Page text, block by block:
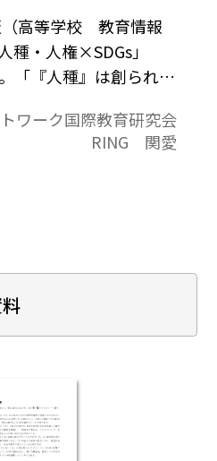
（高等学校 教育情報
・人権×SDGs」
「『人種』は創られた
に気付き、その解決
をねらいとしていま
るとともに、自分や
的意識に気付き、単
ワーク国際教育研究会
RING 関愛